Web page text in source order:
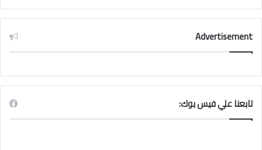
Advertisement
تابعنا علي فيس بوك: